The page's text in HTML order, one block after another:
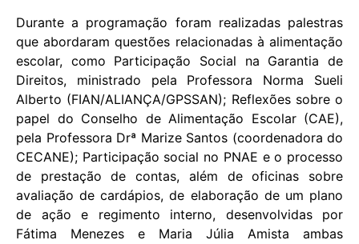
Durante a programação foram realizadas palestras
que abordaram questões relacionadas à alimentação
escolar, como Participação Social na Garantia de
Direitos, ministrado pela Professora Norma Sueli
Alberto (FIAN/ALIANÇA/GPSSAN); Reflexões sobre o
papel do Conselho de Alimentação Escolar (CAE),
pela Professora Drª Marize Santos (coordenadora do
CECANE); Participação social no PNAE e o processo
de prestação de contas, além de oficinas sobre
avaliação de cardápios, de elaboração de um plano
de ação e regimento interno, desenvolvidas por
Fátima Menezes e Maria Júlia Amista ambas